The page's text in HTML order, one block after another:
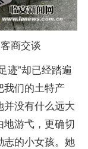
商交谈
”却已经踏遍
我们的土特产
没有什么远大
游弋，更确切
的小女孩。她